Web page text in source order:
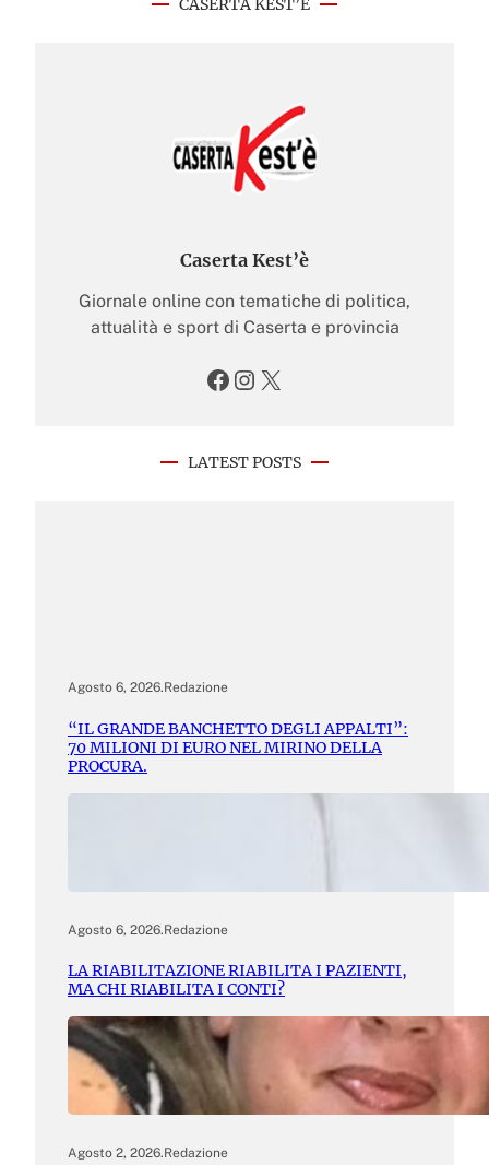
CASERTA KEST’È
Caserta Kest’è
Giornale online con tematiche di politica,
attualità e sport di Caserta e provincia
Facebook Instagram X
LATEST POSTS
Agosto 6, 2026.Redazione
“IL GRANDE BANCHETTO DEGLI APPALTI”:
70 MILIONI DI EURO NEL MIRINO DELLA
PROCURA.
Agosto 6, 2026.Redazione
LA RIABILITAZIONE RIABILITA I PAZIENTI,
MA CHI RIABILITA I CONTI?
Agosto 2, 2026.Redazione